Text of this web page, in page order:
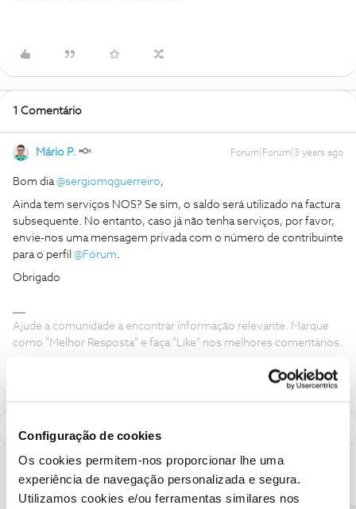
Configuração de cookies
Os cookies permitem-nos proporcionar lhe uma
experiência de navegação personalizada e segura.
Utilizamos cookies e/ou ferramentas similares nos
1 Comentário
Mário P. Forum|Forum|3 years ago
Bom dia@sergiomqguerreiro,
Ainda tem serviços NOS? Se sim, o saldo será utilizado na factura
subsequente. No entanto, caso já não tenha serviços, por favor,
envie-nos uma mensagem privada com o número de contribuinte
para o perfil @Fórum.
Obrigado
Ajude a comunidade a encontrar informação relevante. Marque
como "Melhor Resposta" e faça "Like" nos melhores comentários.